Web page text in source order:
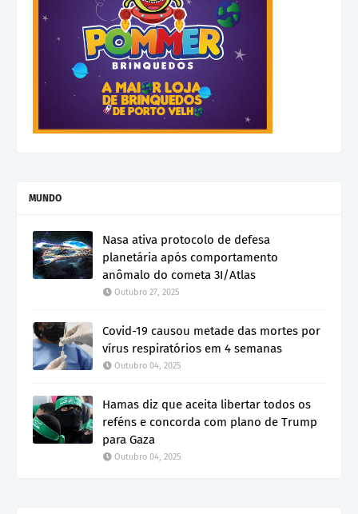
MUNDO
Nasa ativa protocolo de defesa
planetária após comportamento
anômalo do cometa 3I/Atlas
Outubro 27, 2025
Covid-19 causou metade das mortes por
vírus respiratórios em 4 semanas
Outubro 04, 2025
Hamas diz que aceita libertar todos os
reféns e concorda com plano de Trump
para Gaza
Outubro 04, 2025